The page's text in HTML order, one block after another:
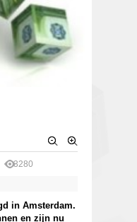
3280
in Amsterdam.
en zijn nu